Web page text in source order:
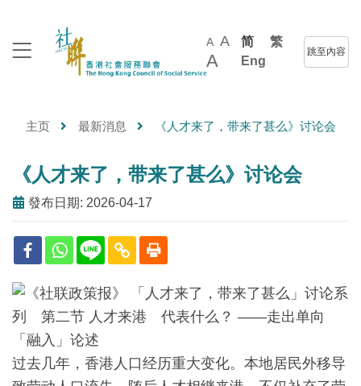
A A
A
简
繁
Eng
跳至內容
主页 最新消息 《人才来了，带来了甚么》讨论会
《人才来了，带来了甚么》讨论会
發布日期: 2026-04-17
过去几年，香港人口经历重大变化。本地居民外移导